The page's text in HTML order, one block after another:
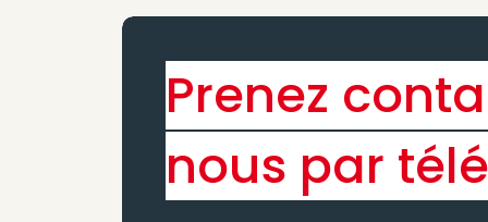
Prenez
nous par